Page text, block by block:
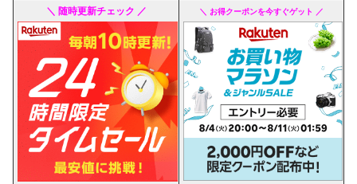
＼ 随時更新チェック ／ ＼ お得クーポンを今すぐゲット ／